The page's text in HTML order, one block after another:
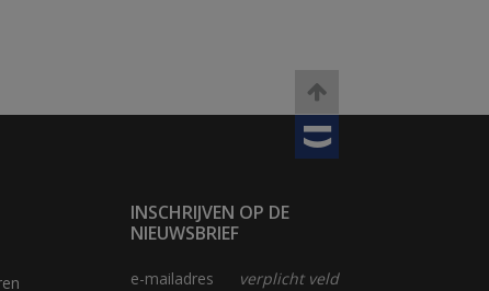
INSCHRIJVEN OP DE
NIEUWSBRIEF
verplicht veld
e-mailadres